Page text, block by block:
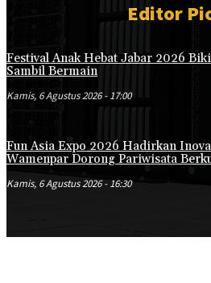
Editor
Festival Anak Hebat Jabar 2026
Sambil Bermain
Kamis, 6 Agustus 2026 - 17:00
Fun Asia Expo 2026 Hadirkan
Wamenpar Dorong Pariwisata
Kamis, 6 Agustus 2026 - 16:30